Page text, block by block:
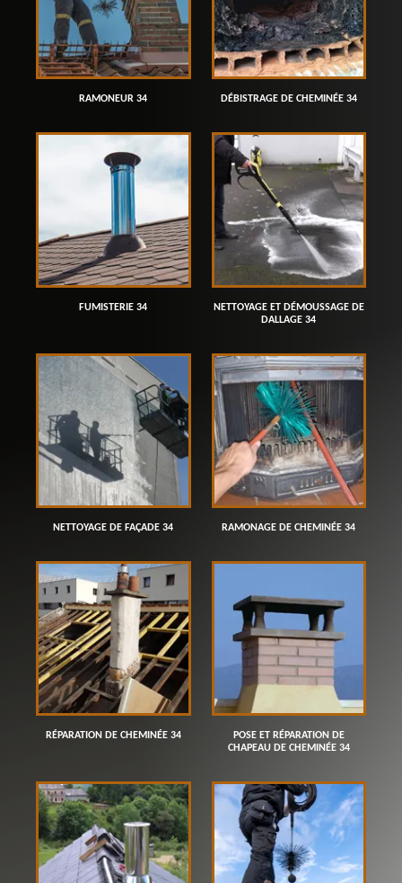
RAMONEUR 34 DÉBISTRAGE DE CHEMINÉE 34
FUMISTERIE 34
NETTOYAGE ET DÉMOUSSAGE DE
DALLAGE 34
NETTOYAGE DE FAÇADE 34 RAMONAGE DE CHEMINÉE 34
RÉPARATION DE CHEMINÉE 34
POSE ET RÉPARATION DE
CHAPEAU DE CHEMINÉE 34